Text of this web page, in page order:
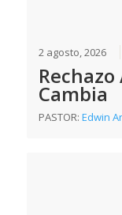
2 agosto, 2026
Cambia
PASTOR:Edwin